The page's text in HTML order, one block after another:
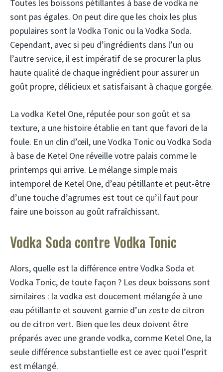
Toutes les boissons pétillantes à base de vodka ne
sont pas égales. On peut dire que les choix les plus
populaires sont la Vodka Tonic ou la Vodka Soda.
Cependant, avec si peu d’ingrédients dans l’un ou
l’autre service, il est impératif de se procurer la plus
haute qualité de chaque ingrédient pour assurer un
goût propre, délicieux et satisfaisant à chaque gorgée.
La vodka Ketel One, réputée pour son goût et sa
texture, a une histoire établie en tant que favori de la
foule. En un clin d’œil, une Vodka Tonic ou Vodka Soda
à base de Ketel One réveille votre palais comme le
printemps qui arrive. Le mélange simple mais
intemporel de Ketel One, d’eau pétillante et peut-être
d’une touche d’agrumes est tout ce qu’il faut pour
faire une boisson au goût rafraîchissant.
Vodka Soda contre Vodka Tonic
Alors, quelle est la différence entre Vodka Soda et
Vodka Tonic, de toute façon ? Les deux boissons sont
similaires : la vodka est doucement mélangée à une
eau pétillante et souvent garnie d’un zeste de citron
ou de citron vert. Bien que les deux doivent être
préparés avec une grande vodka, comme Ketel One, la
seule différence substantielle est ce avec quoi l’esprit
est mélangé.